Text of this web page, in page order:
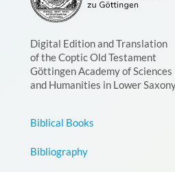
Digital Edition and Translation
of the Coptic Old Testament
Göttingen Academy of Sciences
and Humanities in Lower
Biblical Books
Bibliography